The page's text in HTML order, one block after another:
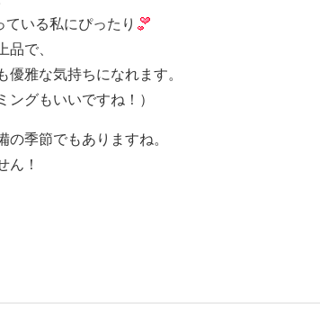
ている私にぴったり
で、
雅な気持ちになれます。
ングもいいですね！）
季節でもありますね。
ん！